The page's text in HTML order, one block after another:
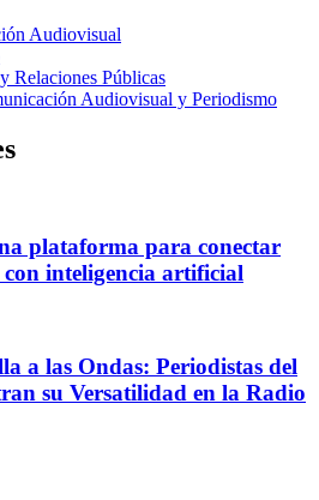
Audiovisual
Relaciones Públicas
Audiovisual y Periodismo
plataforma para conectar
con inteligencia artificial
a las Ondas: Periodistas del
su Versatilidad en la Radio